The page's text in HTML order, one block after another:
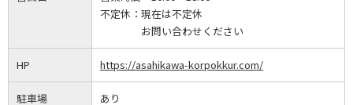
不定休： 現在は不定休
お問い合わせください
HP https://asahikawa-korpokkur.com/
駐車場
あり